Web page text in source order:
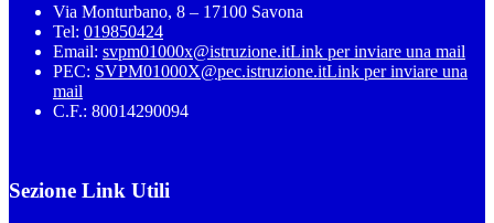
Via Monturbano, 8 – 17100 Savona
Tel: 019850424
Email: svpm01000x@istruzione.itLink per inviare una mail
PEC: SVPM01000X@pec.istruzione.itLink per inviare una
mail
C.F.: 80014290094
Sezione Link Utili